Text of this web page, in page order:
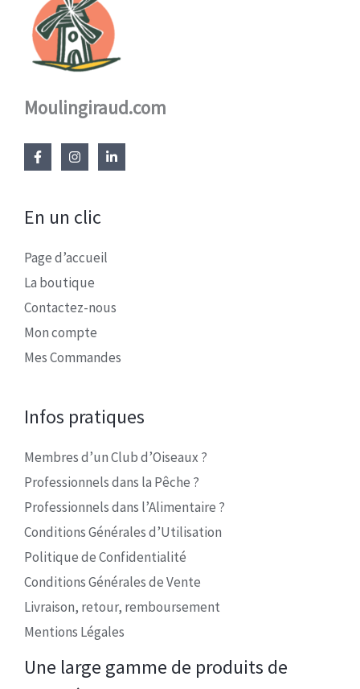
Moulingiraud.com
En un clic
Page d’accueil
La boutique
Contactez-nous
Mon compte
Mes Commandes
Infos pratiques
Membres d’un Club d’Oiseaux ?
Professionnels dans la Pêche ?
Professionnels dans l’Alimentaire ?
Conditions Générales d’Utilisation
Politique de Confidentialité
Conditions Générales de Vente
Livraison, retour, remboursement
Mentions Légales
Une large gamme de produits de